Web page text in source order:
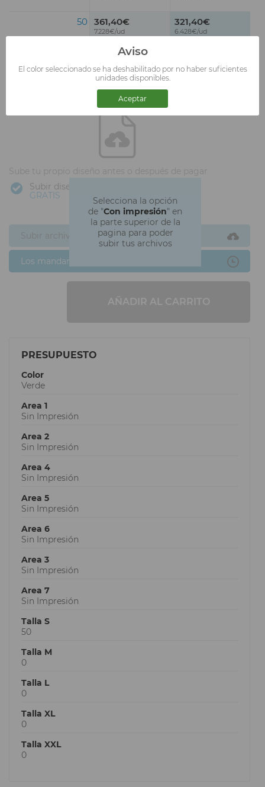
50 361,40€
7.228€/ud
321,40€
6.428€/ud
Precios sin IVA incluido
Selecciona la opción
de "Con impresión" en
la parte superior de la
pagina para poder
subir tus archivos
Sube tu logotipo.
Sube tu propio diseño antes o después de pagar
Subir diseño
GRATIS
Subir archivos ahora
Los mandaré después
AÑADIR AL CARRITO
PRESUPUESTO
Color
Verde
Area 1
Sin Impresión
Area 2
Sin Impresión
Area 4
Sin Impresión
Area 5
Sin Impresión
Area 6
Sin Impresión
Area 3
Sin Impresión
Area 7
Sin Impresión
Talla S
50
Talla M
0
Talla L
0
Talla XL
0
Talla XXL
0
Aviso
El color seleccionado se ha deshabilitado por no haber suficientes
unidades disponibles.
Aceptar